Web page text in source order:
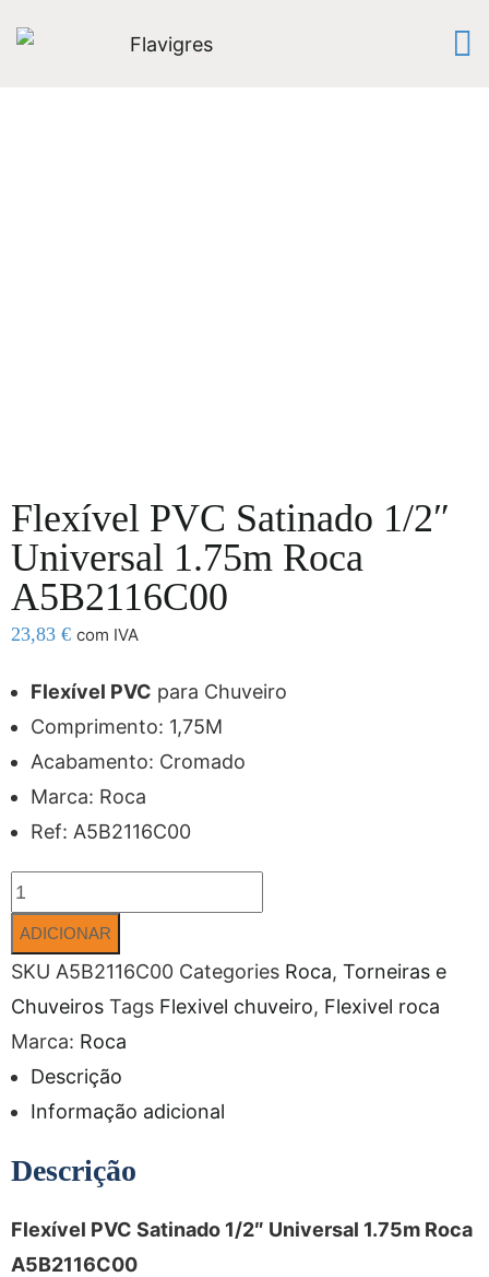
Flexível PVC Satinado 1/2″
Universal 1.75m Roca
A5B2116C00
23,83 € com IVA
Flexível PVC para Chuveiro
Comprimento: 1,75M
Acabamento: Cromado
Marca: Roca
Ref: A5B2116C00
ADICIONAR
SKU A5B2116C00 Categories Roca, Torneiras e
Chuveiros Tags Flexivel chuveiro, Flexivel roca
Marca: Roca
Descrição
Informação adicional
Descrição
Flexível PVC Satinado 1/2″ Universal 1.75m Roca
A5B2116C00